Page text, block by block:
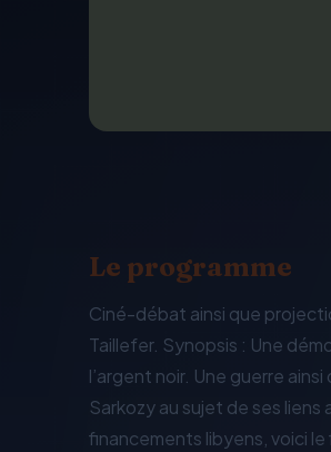
Le programme
Ciné-débat ainsi que
Taillefer. Synopsis : Une
l’argent noir. Une guerre
Sarkozy au sujet de ses liens
financements libyens, voici